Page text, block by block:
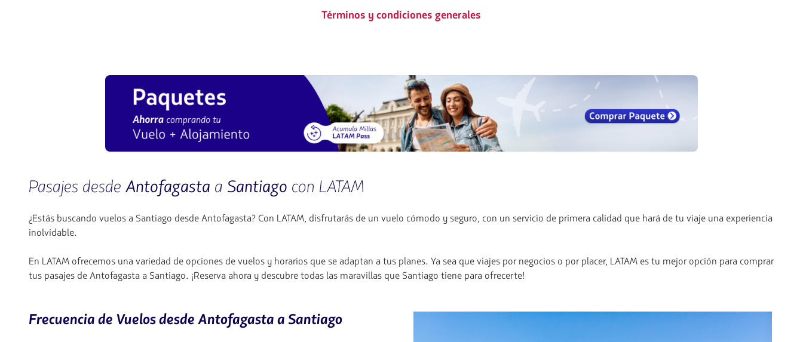
Términos y condiciones generales
Pasajes desde Antofagasta a Santiago con LATAM
¿Estás buscando vuelos a Santiago desde Antofagasta? Con LATAM, disfrutarás de un vuelo cómodo y seguro, con un servicio de primera calidad que hará de tu viaje una experiencia
inolvidable.
En LATAM ofrecemos una variedad de opciones de vuelos y horarios que se adaptan a tus planes. Ya sea que viajes por negocios o por placer, LATAM es tu mejor opción para comprar
tus pasajes de Antofagasta a Santiago. ¡Reserva ahora y descubre todas las maravillas que Santiago tiene para ofrecerte!
Frecuencia de Vuelos desde Antofagasta a Santiago